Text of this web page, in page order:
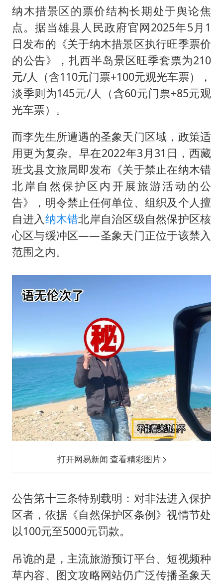
纳木措景区的票价结构长期处于舆论焦
点。据当雄县人民政府官网2025年5月1
日发布的《关于纳木措景区执行旺季票价
的公告》，扎西半岛景区旺季套票为210
元/人（含110元门票+100元观光车票），
淡季则为145元/人（含60元门票+85元观
光车票）。
而李先生所遭遇的圣象天门区域，政策适
用更为复杂。早在2022年3月31日，西藏
班戈县文旅局即发布《关于禁止在纳木错
北岸自然保护区内开展旅游活动的公
告》，明令禁止任何单位、组织及个人擅
自进入纳木错北岸自治区级自然保护区核
心区与缓冲区——圣象天门正位于该禁入
范围之内。
打开网易新闻 查看精彩图片
公告第十三条特别载明：对非法进入保护
区者，依据《自然保护区条例》视情节处
以100元至5000元罚款。
吊诡的是，主流旅游预订平台、短视频种
草内容、图文攻略网站仍广泛传播圣象天